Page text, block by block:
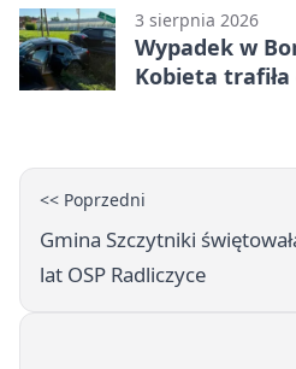
3 sierpnia 2026
Wypadek w
Kobieta
<< Poprzedni
Gmina Szczytniki
lat OSP Radliczyce